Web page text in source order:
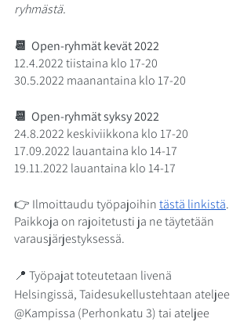
ryhmästä.
📆 Open-ryhmät kevät 2022
12.4.2022 tiistaina klo 17-20
30.5.2022 maanantaina klo 17-20
📆 Open-ryhmät syksy 2022
24.8.2022 keskiviikkona klo 17-20
17.09.2022 lauantaina klo 14-17
19.11.2022 lauantaina klo 14-17
👉 Ilmoittaudu työpajoihin tästä linkistä.
Paikkoja on rajoitetusti ja ne täytetään
varausjärjestyksessä.
📍 Työpajat toteutetaan livenä
Helsingissä, Taidesukellustehtaan ateljee
@Kampissa (Perhonkatu 3) tai ateljee